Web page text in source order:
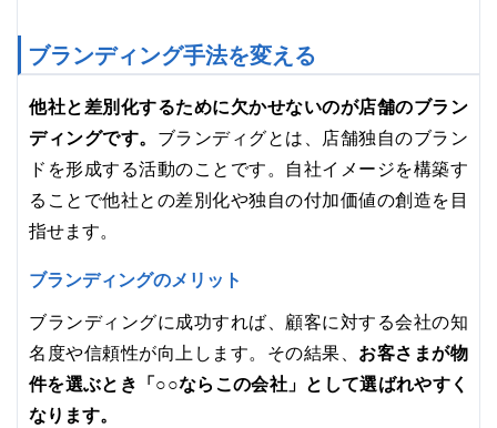
ブランディング手法を変える
他社と差別化するために欠かせないのが店舗のブラン
ディングです。
ブランディグとは、店舗独自のブラン
ドを形成する活動のことです。自社イメージを構築す
ることで他社との差別化や独自の付加価値の創造を目
指せます。
ブランディングのメリット
ブランディングに成功すれば、顧客に対する会社の知
名度や信頼性が向上します。その結果、 お客さまが物
件を選ぶとき「○○ならこの会社」として選ばれやすく
なります。